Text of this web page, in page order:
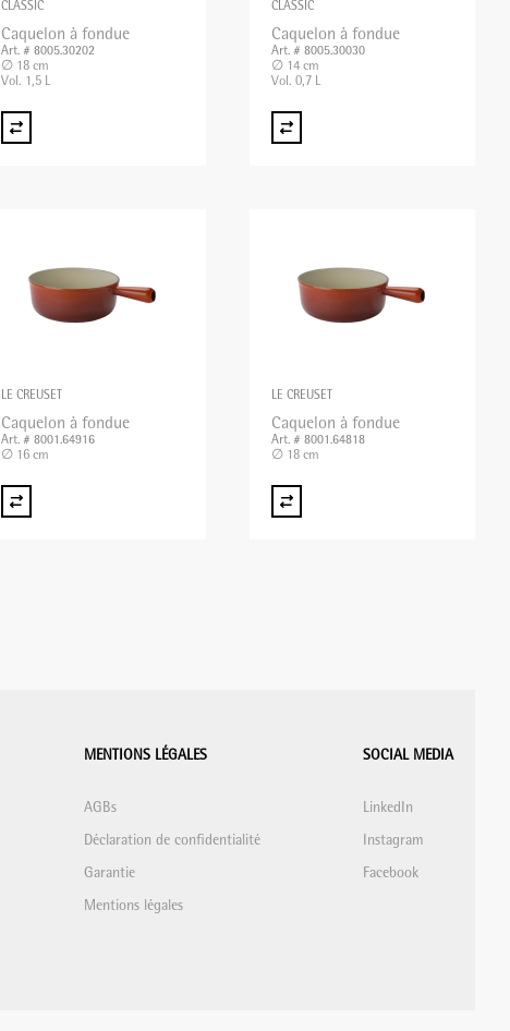
CLASSIC
Caquelon à fondue
Art. # 8005.30202
∅ 18 cm
Vol. 1,5 L
CLASSIC
Caquelon à fondue
Art. # 8005.30030
∅ 14 cm
Vol. 0,7 L
LE CREUSET
Caquelon à fondue
Art. # 8001.64916
∅ 16 cm
LE CREUSET
Caquelon à fondue
Art. # 8001.64818
∅ 18 cm
MENTIONS LÉGALES
AGBs
Déclaration de confidentialité
Garantie
Mentions légales
SOCIAL MEDIA
LinkedIn
Instagram
Facebook